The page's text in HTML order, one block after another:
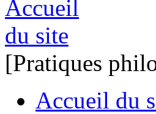
[Pratiques
Accueil du